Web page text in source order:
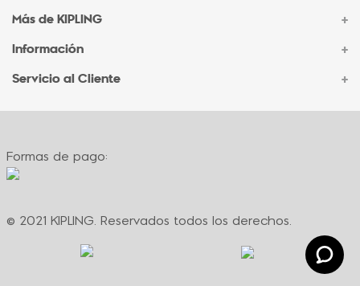
Más de KIPLING +
Acerca de Kipling
Sucursales
Información +
Contacto Corporativo
Formas de pago
Servicio al Cliente +
Contacto
Políticas de cambio
Términos y condiciones de promociones
Política de privacidad
Formas de pago:
© 2021 KIPLING. Reservados todos los derechos.